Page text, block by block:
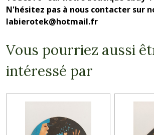
N'hésitez pas à nous contacter sur
labierotek@hotmail.fr
Vous pourriez aussi
intéressé par